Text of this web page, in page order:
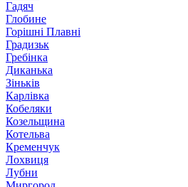
Гадяч
Глобине
Горішні Плавні
Градизьк
Гребінка
Диканька
Зіньків
Карлівка
Кобеляки
Козельщина
Котельва
Кременчук
Лохвиця
Лубни